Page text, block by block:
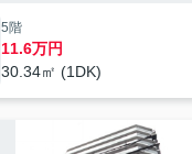
5階
11.6万円
30.34㎡ (1DK)